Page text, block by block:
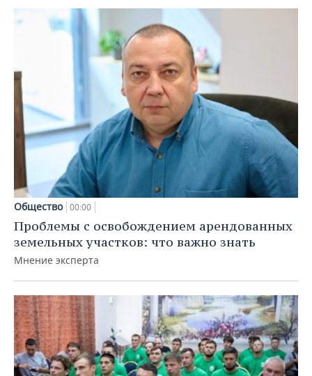
Общество 00:00
Проблемы с освобождением арендованных
земельных участков: что важно знать
Мнение эксперта